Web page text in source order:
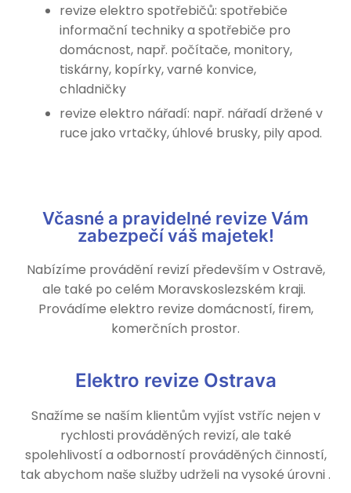
revize elektro spotřebičů: spotřebiče
informační techniky a spotřebiče pro
domácnost, např. počítače, monitory,
tiskárny, kopírky, varné konvice,
chladničky
revize elektro nářadí: např. nářadí držené v
ruce jako vrtačky, úhlové brusky, pily apod.
Včasné a pravidelné revize Vám
zabezpečí váš majetek!
Nabízíme provádění revizí především v Ostravě,
ale také po celém Moravskoslezském kraji.
Provádíme elektro revize domácností, firem,
komerčních prostor.
Elektro revize Ostrava
Snažíme se naším klientům vyjíst vstříc nejen v
rychlosti prováděných revizí, ale také
spolehlivostí a odborností prováděných činností,
tak abychom naše služby udrželi na vysoké úrovni .